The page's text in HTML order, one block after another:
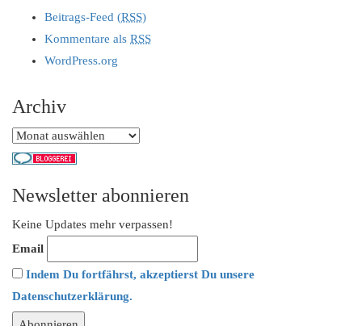
Beitrags-Feed (RSS)
Kommentare als RSS
WordPress.org
Archiv
Archiv
Newsletter abonnieren
Keine Updates mehr verpassen!
Email
Indem Du fortfährst, akzeptierst Du unsere
Datenschutzerklärung.